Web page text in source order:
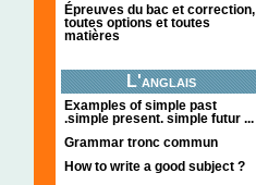
Épreuves du bac et correction,
toutes options et toutes
matières
L'anglais
Examples of simple past
.simple present. simple futur ...
Grammar tronc commun
How to write a good subject ?